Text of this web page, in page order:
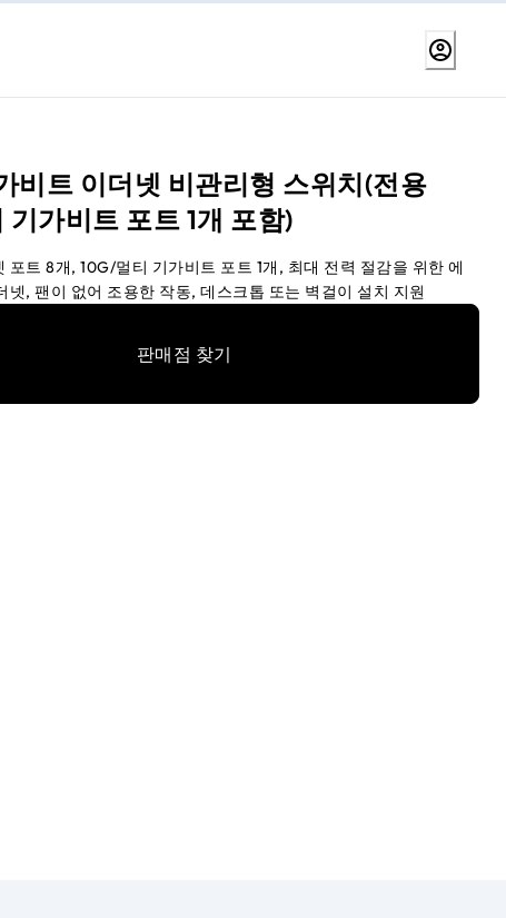
비트 이더넷 비관리형 스위치(전용
가비트 포트 1개 포함)
포트 8개, 10G/멀티 기가비트 포트 1개, 최대 전력 절감을 위한 에
넷, 팬이 없어 조용한 작동, 데스크톱 또는 벽걸이 설치 지원
판매점 찾기